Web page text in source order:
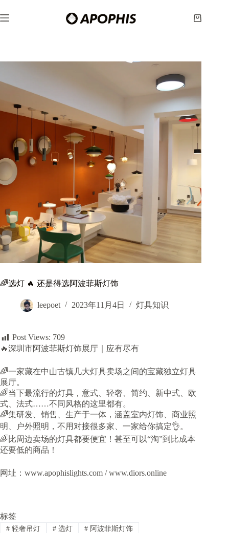
至
购
🌈选灯 🔥 还是得选阿波菲斯灯饰
leepoet 2023年11月4日 灯具知识
Post Views: 709
🔥深圳市阿波菲斯灯饰展厅｜应有尽有
🌈一家藏在中山古镇几大灯具卖场之间的宝藏独立灯具
展厅。
🌈当下最流行的灯具，意式、轻奢、简约、新中式、欧
式、法式……不同风格的这里都有。
🌈集研发、销售、生产于一体，涵盖室内灯饰、商业照
明、户外照明，不用对接很多家、一家给你搞定👌。
🌈比周边卖场的灯具都要便宜！甚至可以“淘”到比成本
还要低的商品！
网址：www.apophislights.com / www.diors.online
标签
#轻奢吊灯 #选灯 # 阿波菲斯灯饰